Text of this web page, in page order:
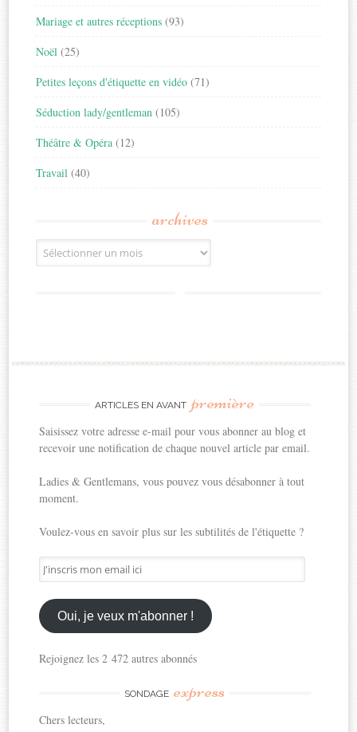
Mariage et autres réceptions (93)
Noël (25)
Petites leçons d'étiquette en vidéo (71)
Séduction lady/gentleman (105)
Théâtre & Opéra (12)
Travail (40)
archives
Archives
ARTICLES EN AVANT première
Saisissez votre adresse e-mail pour vous abonner au blog et
recevoir une notification de chaque nouvel article par email.
Ladies & Gentlemans, vous pouvez vous désabonner à tout
moment.
Voulez-vous en savoir plus sur les subtilités de l'étiquette ?
J'inscris
mon
email
ici
Oui, je veux m'abonner !
Rejoignez les 2 472 autres abonnés
SONDAGE express
Chers lecteurs,